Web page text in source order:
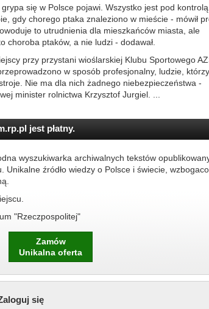
się w Polsce pojawi. Wszystko jest pod kontrolą,
gdy chorego ptaka znaleziono w mieście - mówił
to utrudnienia dla mieszkańców miasta, ale
choroba ptaków, a nie ludzi - dodawał.
przy przystani wioślarskiej Klubu Sportowego
w sposób profesjonalny, ludzie,
Nie ma dla nich żadnego niebezpieczeństwa -
minister rolnictwa Krzysztof Jurgiel. ...
jest płatny.
wyszukiwarka archiwalnych tekstów
Unikalne źródło wiedzy o Polsce i świecie,
"Rzeczpospolitej"
Zamów
Unikalna oferta
się